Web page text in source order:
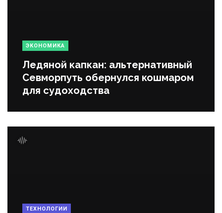
ЭКОНОМИКА
Ледяной капкан: альтернативный
Севморпуть обернулся кошмаром
для судоходства
ТЕХНОЛОГИИ